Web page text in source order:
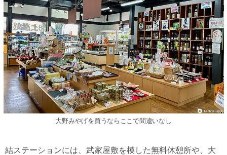
大野みやげを買うならここで間違いなし
結ステーションには、武家屋敷を模した無料休憩所や、大